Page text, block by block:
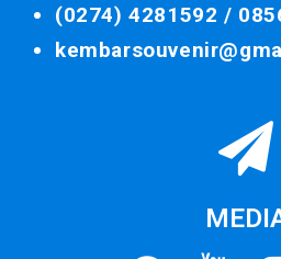
(0274) 4281592 /